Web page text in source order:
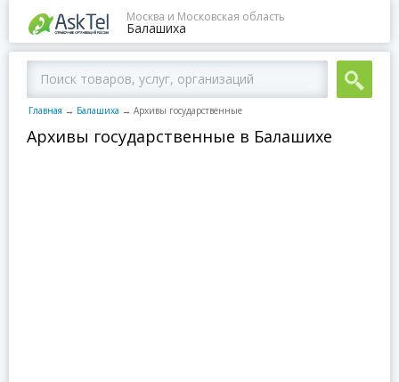
Москва и Московская область
Балашиха
Главная → Балашиха → Архивы государственные
Архивы государственные в Балашихе